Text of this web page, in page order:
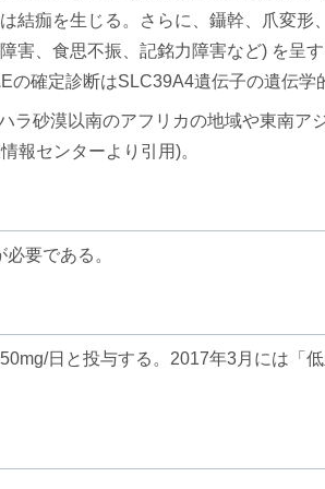
痂を生じる。さらに、鑷幹、爪変形
、食思不振、記銘力障害など) を呈
確定診断はSLC39A4遺伝子の遺伝学
砂漠以南のアフリカの地域や東南ア
報センターより引用)。
要である。
日と投与する。2017年3月には「